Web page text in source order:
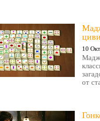
10
от